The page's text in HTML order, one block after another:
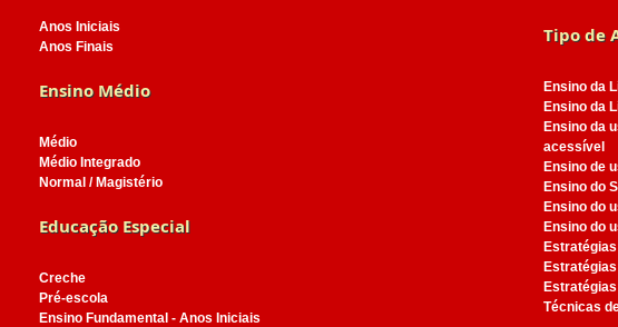
Anos Iniciais
Anos Finais
Ensino Médio
Médio
Médio Integrado
Normal / Magistério
Educação Especial
Creche
Pré-escola
Ensino Fundamental - Anos Iniciais
Tipo de
Ensino da
Ensino da
Ensino da
acessível
Ensino de
Ensino do
Ensino do
Ensino do
Técnicas